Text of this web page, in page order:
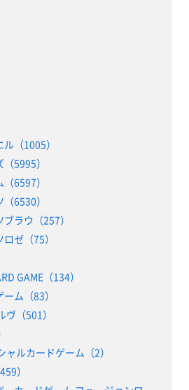
（1005）
5995）
6597）
6530）
ラウ（257）
ゼ（75）
GAME（134）
ム（83）
（501）
ルカードゲーム（2）
）